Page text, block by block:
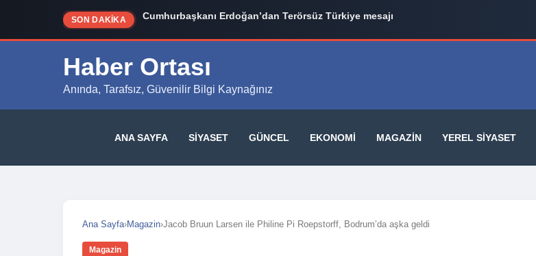
SON DAKİKA Cumhurbaşkanı Erdoğan’dan Terörsüz Türkiye mesajı
Haber Ortası
Anında, Tarafsız, Güvenilir Bilgi Kaynağınız
ANA SAYFA SIYASET GÜNCEL EKONOMI MAGAZIN YEREL SIYASET
Ana Sayfa›Magazin›Jacob Bruun Larsen ile Philine Pi Roepstorff, Bodrum’da aşka geldi
Magazin